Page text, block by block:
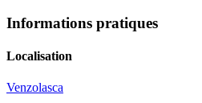
Informations pratiques
Localisation
Venzolasca